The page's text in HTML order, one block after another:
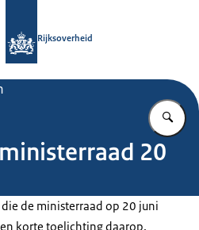
Rijksoverheid
20
de ministerraad op 20 juni
korte toelichting daarop.